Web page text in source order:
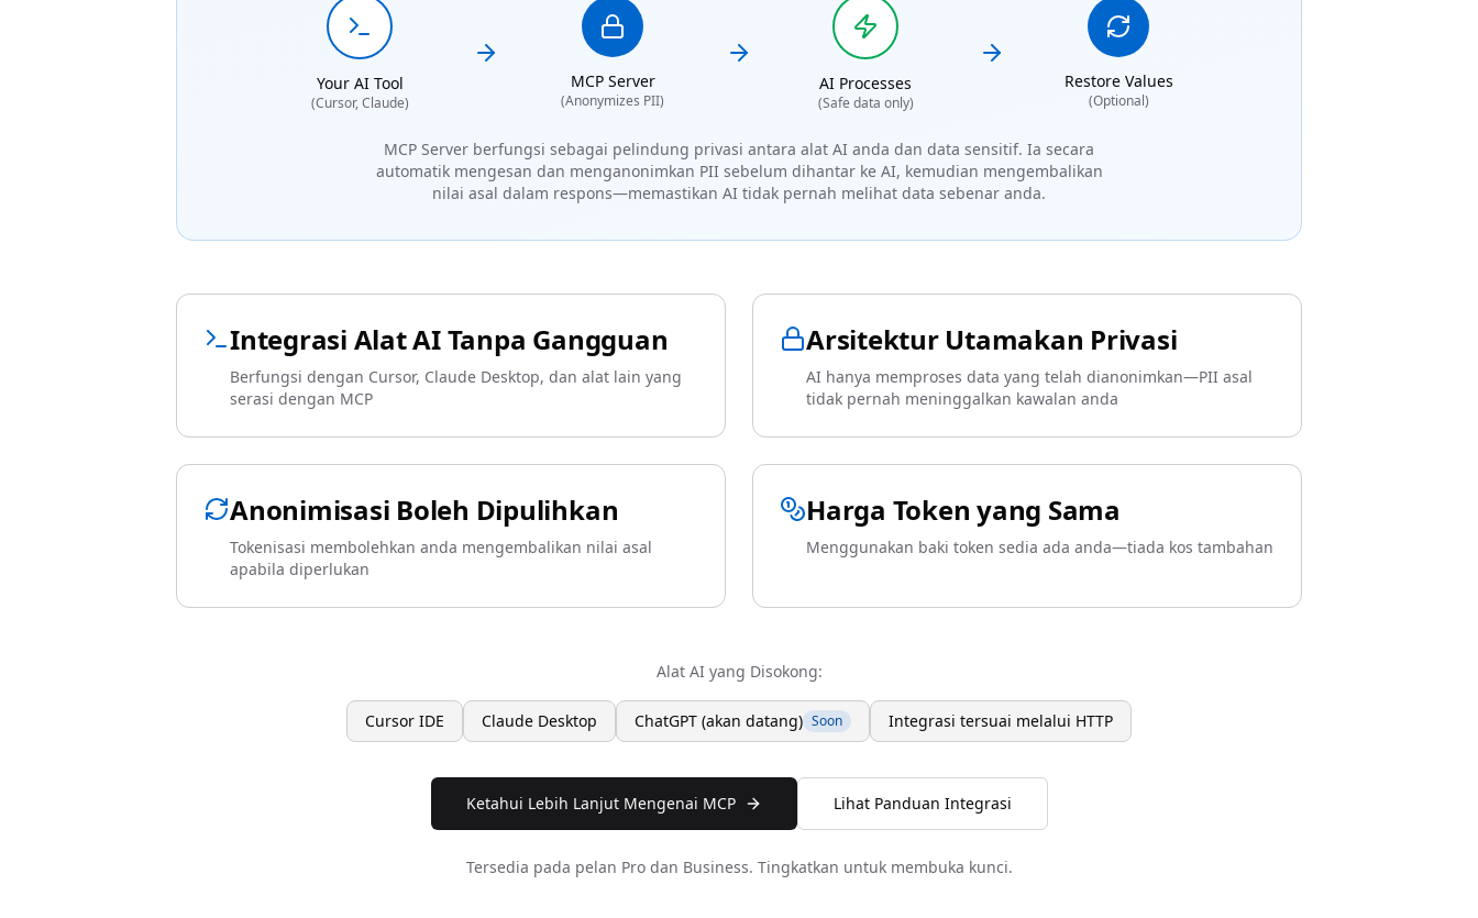
Your AI Tool
(Cursor, Claude)
MCP Server
(Anonymizes PII)
AI Processes
(Safe data only)
Restore Values
(Optional)
MCP Server berfungsi sebagai pelindung privasi antara alat AI anda dan data sensitif. Ia secara
automatik mengesan dan menganonimkan PII sebelum dihantar ke AI, kemudian mengembalikan
nilai asal dalam respons—memastikan AI tidak pernah melihat data sebenar anda.
Integrasi Alat AI Tanpa Gangguan
Berfungsi dengan Cursor, Claude Desktop, dan alat lain yang
serasi dengan MCP
Arsitektur Utamakan Privasi
AI hanya memproses data yang telah dianonimkan—PII asal
tidak pernah meninggalkan kawalan anda
Anonimisasi Boleh Dipulihkan
Tokenisasi membolehkan anda mengembalikan nilai asal
apabila diperlukan
Harga Token yang Sama
Menggunakan baki token sedia ada anda—tiada kos tambahan
Alat AI yang Disokong:
Cursor IDE Claude Desktop ChatGPT (akan datang) Soon Integrasi tersuai melalui HTTP
Ketahui Lebih Lanjut Mengenai MCP Lihat Panduan Integrasi
Tersedia pada pelan Pro dan Business. Tingkatkan untuk membuka kunci.